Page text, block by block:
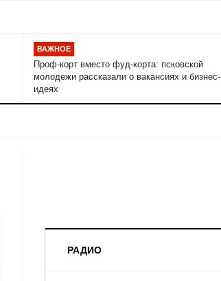
ВАЖНОЕ
Проф-корт вместо фуд-корта: псковской
молодежи рассказали о вакансиях и бизнес-
идеях
РАДИО